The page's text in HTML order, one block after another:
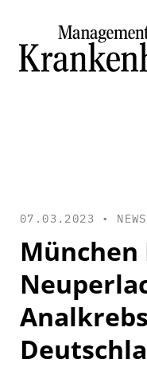
07.03.2023 • NEWS